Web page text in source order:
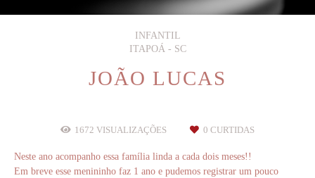
INFANTIL
ITAPOÁ - SC
JOÃO LUCAS
1672 VISUALIZAÇÕES 0 CURTIDAS
Neste ano acompanho essa família linda a cada dois meses!!
Em breve esse menininho faz 1 ano e pudemos registrar um pouco